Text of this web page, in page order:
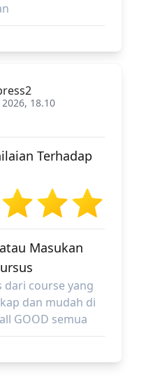
18.10
Terhadap
Masukan
dari course yang
dan mudah di
GOOD semua